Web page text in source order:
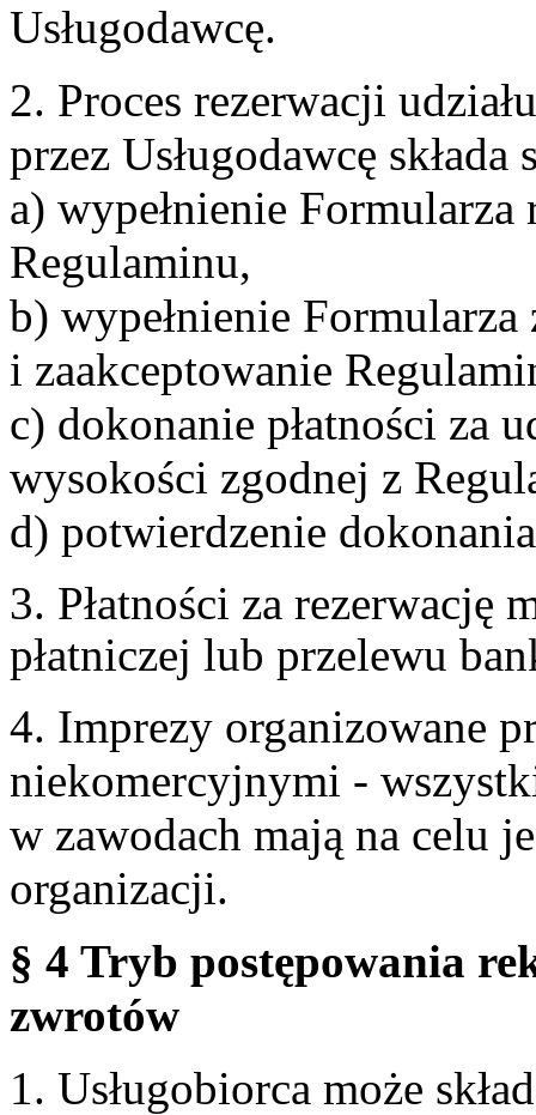
Usługodawcę.
2. Proces rezerwacji
przez Usługodawcę
a) wypełnienie
Regulaminu,
b) wypełnienie Formularza
i zaakceptowanie
c) dokonanie płatności za
wysokości zgodnej z
d) potwierdzenie
3. Płatności za rezerwację
płatniczej lub przelewu
4. Imprezy organizowane
niekomercyjnymi -
w zawodach mają na celu
organizacji.
§ 4 Tryb postępowania
zwrotów
1. Usługobiorca może